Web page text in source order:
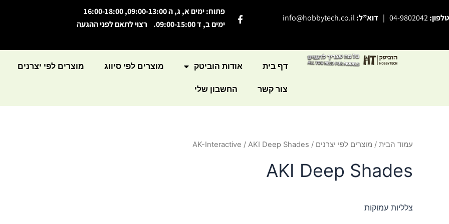
לתוכן
טלפון:04-9802042
| דוא”ל:info@hobbytech.co.il
F
a
b
o
פתוח: ימים א, ג, ה 09:00-13:00, 16:00-18:00
ימים ב, ד 09:00-15:00. רצוי לתאם לפני ההגעה
דף בית אודות הוביטק מוצרים לפי סיווג מוצרים לפי יצרנים
צור קשר החשבון שלי
עמוד הבית / מוצרים לפי יצרנים /
AK-Interactive / AKI Deep Shades
AKI Deep Shades
צלליות עמוקות